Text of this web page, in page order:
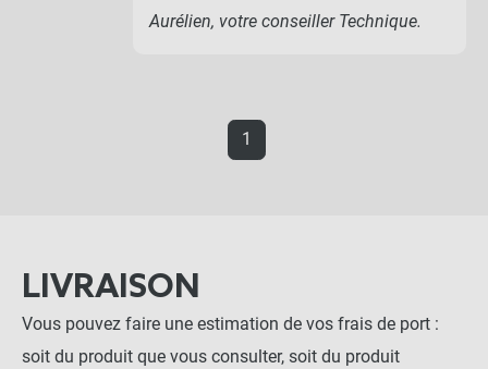
Aurélien, votre conseiller Technique.
1
LIVRAISON
Vous pouvez faire une estimation de vos frais de port :
soit du produit que vous consulter, soit du produit